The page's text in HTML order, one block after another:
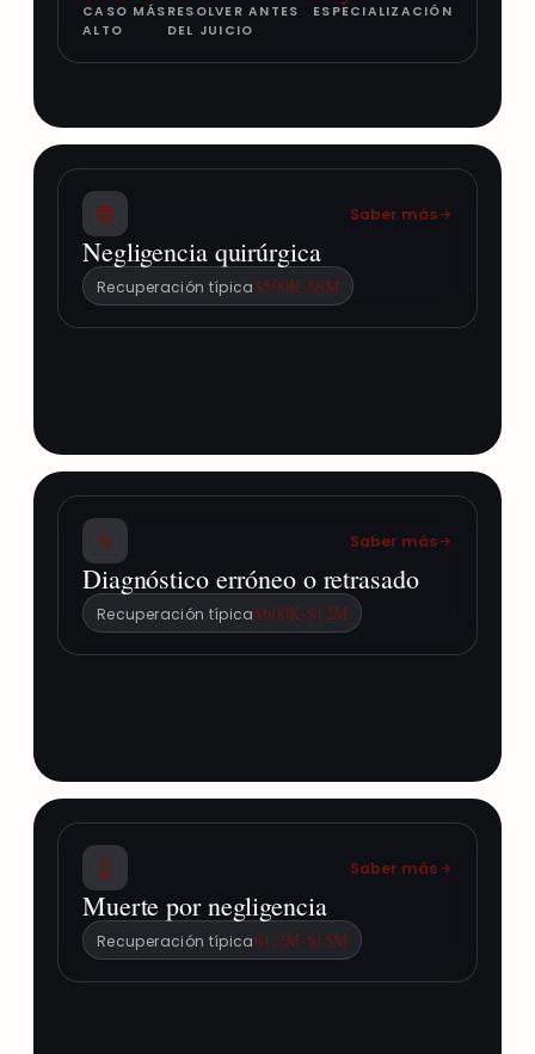
CASO MÁS
ALTO
RESOLVER ANTES
DEL JUICIO
ESPECIALIZACIÓN
Saber más
Negligencia quirúrgica
Recuperación típica$500K-$8M
Saber más
Diagnóstico erróneo o retrasado
Recuperación típica$600K-$12M
Saber más
Muerte por negligencia
Recuperación típica$1,2M-$15M